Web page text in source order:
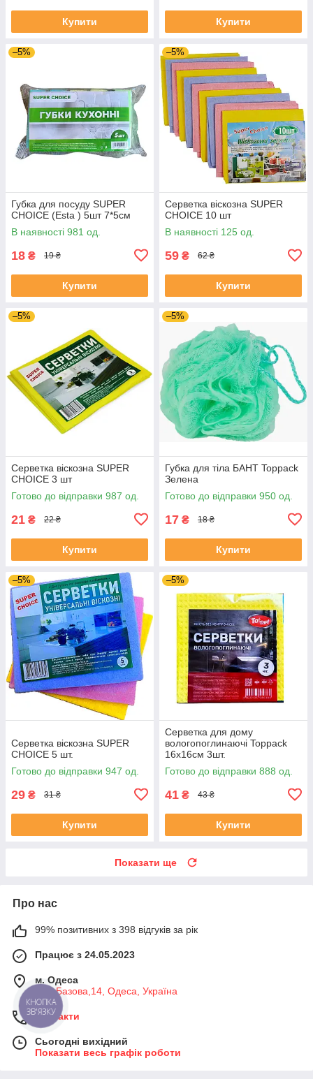
Купити Купити
–5%
Губка для посуду SUPER
CHOICE (Esta ) 5шт 7*5см
В наявності 981 од.
18 ₴ 19 ₴
Купити
–5%
Серветка віскозна SUPER
CHOICE 10 шт
В наявності 125 од.
59 ₴ 62 ₴
Купити
–5%
Серветка віскозна SUPER
CHOICE 3 шт
Готово до відправки 987 од.
21 ₴ 22 ₴
Купити
–5%
Губка для тіла БАНТ Toppack
Зелена
Готово до відправки 950 од.
17 ₴ 18 ₴
Купити
–5%
Серветка віскозна SUPER
CHOICE 5 шт.
Готово до відправки 947 од.
29 ₴ 31 ₴
Купити
–5%
Серветка для дому
вологопоглинаючі Toppack
16х16см 3шт.
Готово до відправки 888 од.
41 ₴ 43 ₴
Купити
Показати ще
Про нас
99% позитивних з 398 відгуків за рік
Працює з 24.05.2023
м. Одеса
вул. Базова,14, Одеса, Україна
Контакти
Сьогодні вихідний
Показати весь графік роботи
КНОПКА
ЗВ'ЯЗКУ